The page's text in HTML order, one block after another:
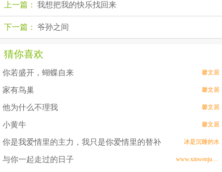
上一篇： 我想把我的快乐找回来
下一篇： 爷孙之间
猜你喜欢
你若盛开，蝴蝶自来 馨文居
家有鸟巢 馨文居
他为什么不理我 馨文居
小黄牛 馨文居
你是我爱情里的主力，我只是你爱情里的替补 冰是沉睡的水
与你一起走过的日子 www.xinwenju.com